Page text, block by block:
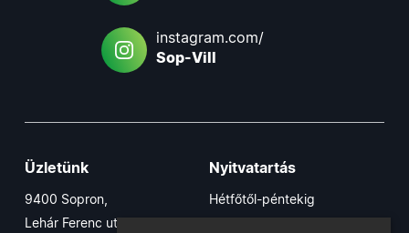
instagram.com/
Sop-Vill
Üzletünk
9400 Sopron,
Lehár Ferenc utca 17/B
Nyitvatartás
Hétfőtől-péntekig
7:30-16:30